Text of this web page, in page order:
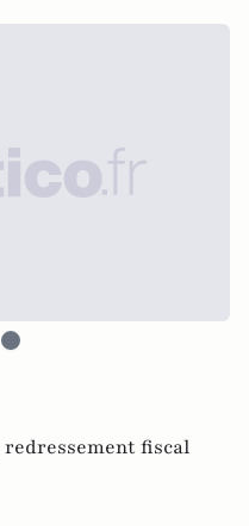
redressement fiscal